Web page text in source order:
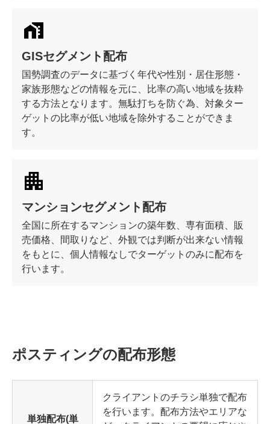
GISセグメント配布
国勢調査のデータに基づく年代や性別・居住形態・
家族形態などの情報を元に、比率の高い地域を抜粋
する方法となります。無駄打ちを防ぐ為、対象ター
ゲットの比率が低い地域を除外することができま
す。
マンションセグメント配布
全国に所在するマンションの築年数、専有面積、販
売価格、間取りなど、外観では判断が出来ない情報
をもとに、個人情報なしでターゲットのみに配布を
行います。
ポスティングの配布形態
単独配布(単
クライアントのチラシ単独で配布
を行います。配布方法やエリアな